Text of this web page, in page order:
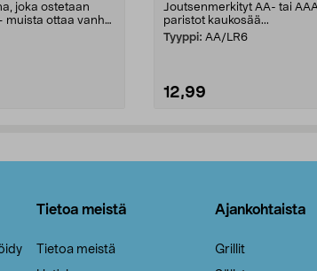
joka ostetaan
muista ottaa vanha
Joutsenmerkityt AA- tai
paristot kaukosää...
Tyyppi: AA/LR6
12,99
Tietoa meistä
Tietoa meistä
Ajankohtaista
Grillit